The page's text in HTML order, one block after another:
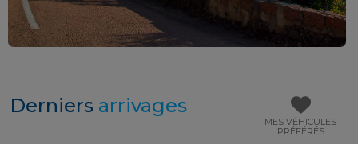
Derniers arrivages
MES VÉHICULES
PRÉFÉRÉS